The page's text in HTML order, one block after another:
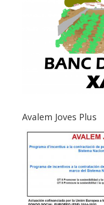
Avalem Joves Plus